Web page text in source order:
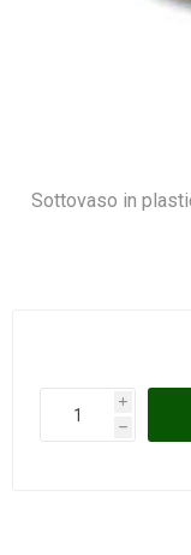
Sottovaso in
i
h